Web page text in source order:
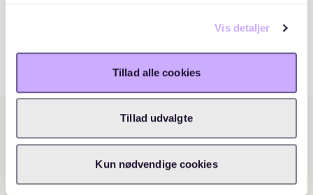
Vis detaljer
Tillad alle cookies
Tillad udvalgte
Kun nødvendige cookies